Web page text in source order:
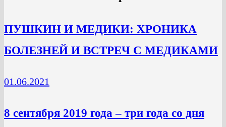
ПУШКИН И МЕДИКИ: ХРОНИКА
БОЛЕЗНЕЙ И ВСТРЕЧ С МЕДИКАМИ
01.06.2021
8 сентября 2019 года – три года со дня